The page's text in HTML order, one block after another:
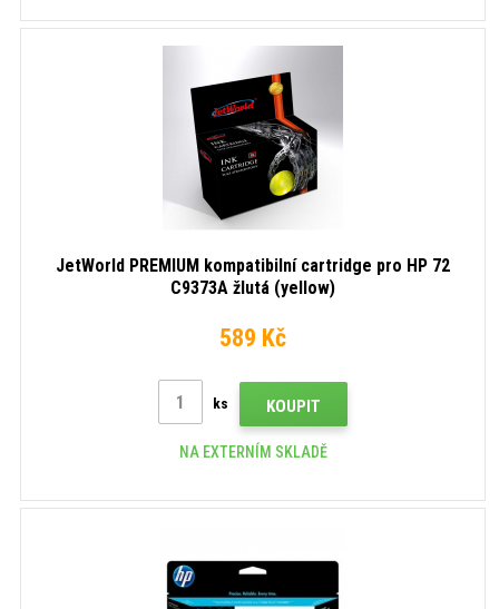
JetWorld PREMIUM kompatibilní cartridge pro HP 72
C9373A žlutá (yellow)
589 Kč
ks KOUPIT
NA EXTERNÍM SKLADĚ